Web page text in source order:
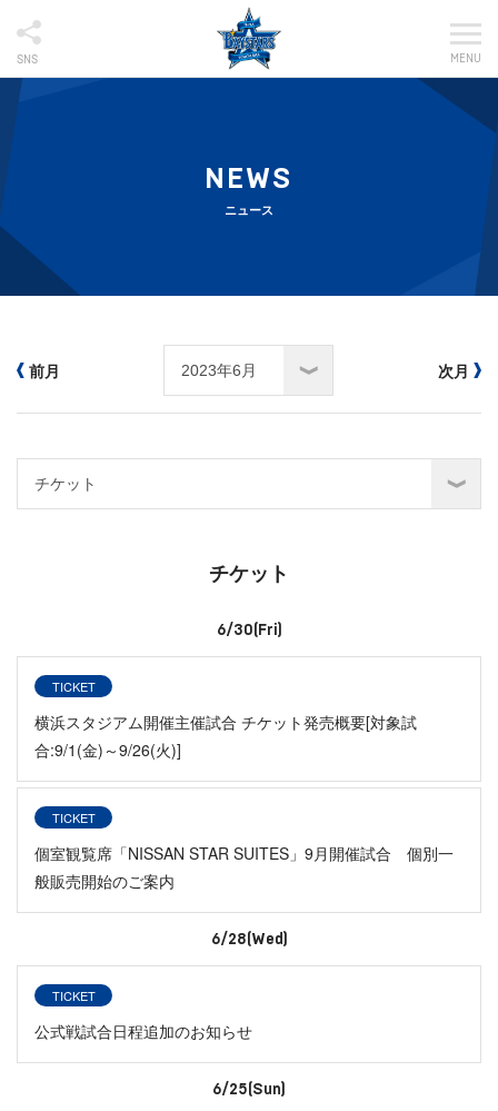
SNS MENU
NEWS
ニュース
前月 次月
チケット
6/30(Fri)
TICKET
横浜スタジアム開催主催試合 チケット発売概要[対象試
合:9/1(金)～9/26(火)]
TICKET
個室観覧席「NISSAN STAR SUITES」9月開催試合 個別一
般販売開始のご案内
6/28(Wed)
TICKET
公式戦試合日程追加のお知らせ
6/25(Sun)